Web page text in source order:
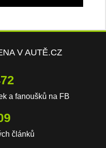
V AUTĚ.CZ
a fanoušků na FB
článků